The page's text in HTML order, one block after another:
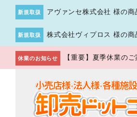
新規取扱 アヴァンセ株式会社 様の
新規取扱 株式会社ヴィプロス 様の
休業のお知らせ 【重要】夏季休業のご